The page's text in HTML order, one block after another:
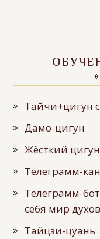
Тайчи+цигун
Дамо-цигун
Жёсткий
Телеграмм-
Телеграмм-
себя мир
Тайцзи-цуань